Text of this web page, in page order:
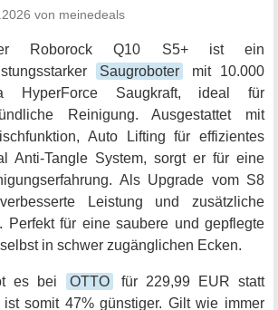
von meinedeals
Roborock Q10 S5+ ist ein
Saugroboter
mit 10.000
HyperForce Saugkraft, ideal für
Reinigung. Ausgestattet mit
Auto Lifting für effizientes
Anti-Tangle System, sorgt er für eine
Als Upgrade vom S8
Leistung und zusätzliche
Perfekt für eine saubere und gepflegte
in schwer zugänglichen Ecken.
es bei OTTO
für 229,99 EUR statt
somit 47% günstiger. Gilt wie immer